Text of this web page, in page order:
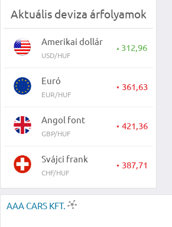
Aktuális deviza árfolyamok
Amerikai dollár
USD/HUF
▲ 312,96
Euró
EUR/HUF
▼ 361,63
Angol font
GBP/HUF
▼ 421,36
Svájci frank
CHF/HUF
▼ 387,71
AAA CARS KFT.